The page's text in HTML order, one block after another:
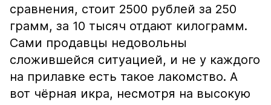
сравнения, стоит 2500 рублей за 250
грамм, за 10 тысяч отдают килограмм.
Сами продавцы недовольны
сложившейся ситуацией, и не у каждого
на прилавке есть такое лакомство. А
вот чёрная икра, несмотря на высокую